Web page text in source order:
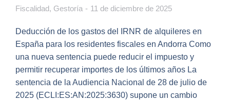
Fiscalidad, Gestoría 11 de diciembre de 2025
Deducción de los gastos del IRNR de alquileres en
España para los residentes fiscales en Andorra Como
una nueva sentencia puede reducir el impuesto y
permitir recuperar importes de los últimos años La
sentencia de la Audiencia Nacional de 28 de julio de
2025 (ECLI:ES:AN:2025:3630) supone un cambio